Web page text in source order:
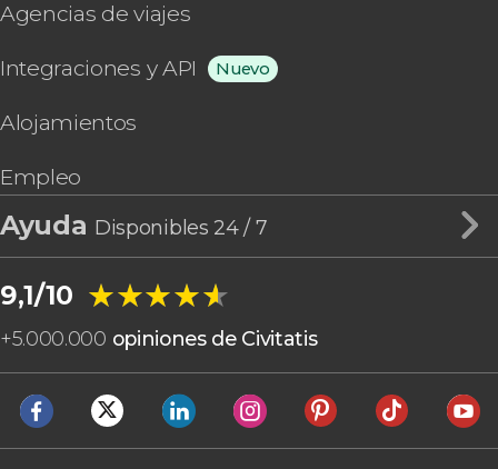
Agencias de viajes
Integraciones y API Nuevo
Alojamientos
Empleo
Ayuda Disponibles 24 / 7
9,1/10 ★★★★★
★★★★★
+5.000.000 opiniones de Civitatis